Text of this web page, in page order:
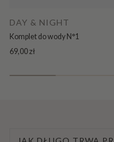
DAY & NIGHT
Komplet do wody N°1
69,00 zł